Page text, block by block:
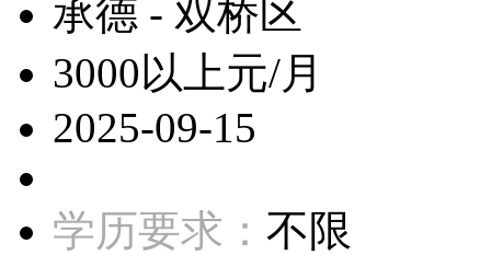
承德 - 双桥区
3000以上元/月
2025-09-15
学历要求： 不限